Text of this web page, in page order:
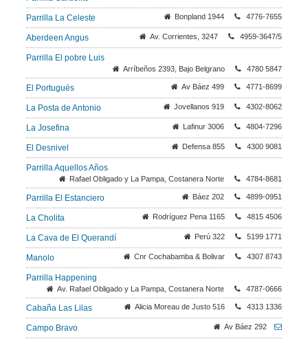
Parrilla La Celeste Bonpland 1944 4776-7655
Aberdeen Angus Av. Corrientes, 3247 4959-3647/5
Parrilla El pobre Luis
Arríbeños 2393, Bajo Belgrano 4780 5847
El Portugués Av Báez 499 4771-8699
La Posta de Antonio Jovellanos 919 4302-8062
La Josefina Lafinur 3006 4804-7296
El Desnivel Defensa 855 4300 9081
Parrilla Aquellos Años
Rafael Obligado y La Pampa, Costanera Norte 4784-8681
Parrilla El Estanciero Báez 202 4899-0951
La Cholita Rodríguez Pena 1165 4815 4506
La Cava de El Querandí Perú 322 5199 1771
Manolo Cnr Cochabamba & Bolivar 4307 8743
Parrilla Happening
Av. Rafael Obligado y La Pampa, Costanera Norte 4787-0666
Cabaña Las Lilas Alicia Moreau de Justo 516 4313 1336
Campo Bravo Av Báez 292